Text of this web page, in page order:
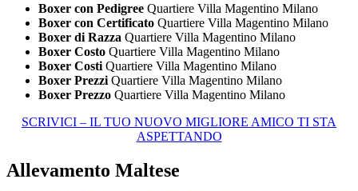
Boxer con Pedigree Quartiere Villa Magentino Milano
Boxer con Certificato Quartiere Villa Magentino Milano
Boxer di Razza Quartiere Villa Magentino Milano
Boxer Costo Quartiere Villa Magentino Milano
Boxer Costi Quartiere Villa Magentino Milano
Boxer Prezzi Quartiere Villa Magentino Milano
Boxer Prezzo Quartiere Villa Magentino Milano
SCRIVICI – IL TUO NUOVO MIGLIORE AMICO TI STA
ASPETTANDO
Allevamento Maltese